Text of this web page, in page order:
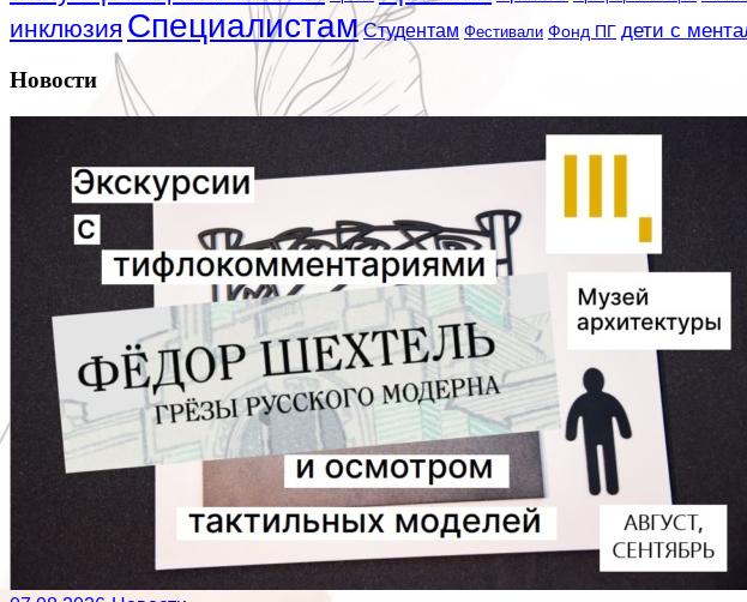
инклюзия Специалистам Студентам Фестивали Фонд ПГ дети с
Новости